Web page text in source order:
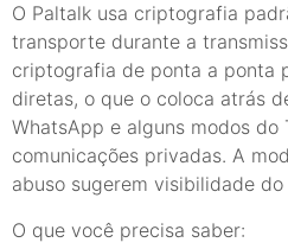
O Paltalk usa criptografia
transporte durante a
criptografia de ponta a ponta
diretas, o que o coloca atrás
WhatsApp e alguns modos do
comunicações privadas. A
abuso sugerem visibilidade
O que você precisa saber: